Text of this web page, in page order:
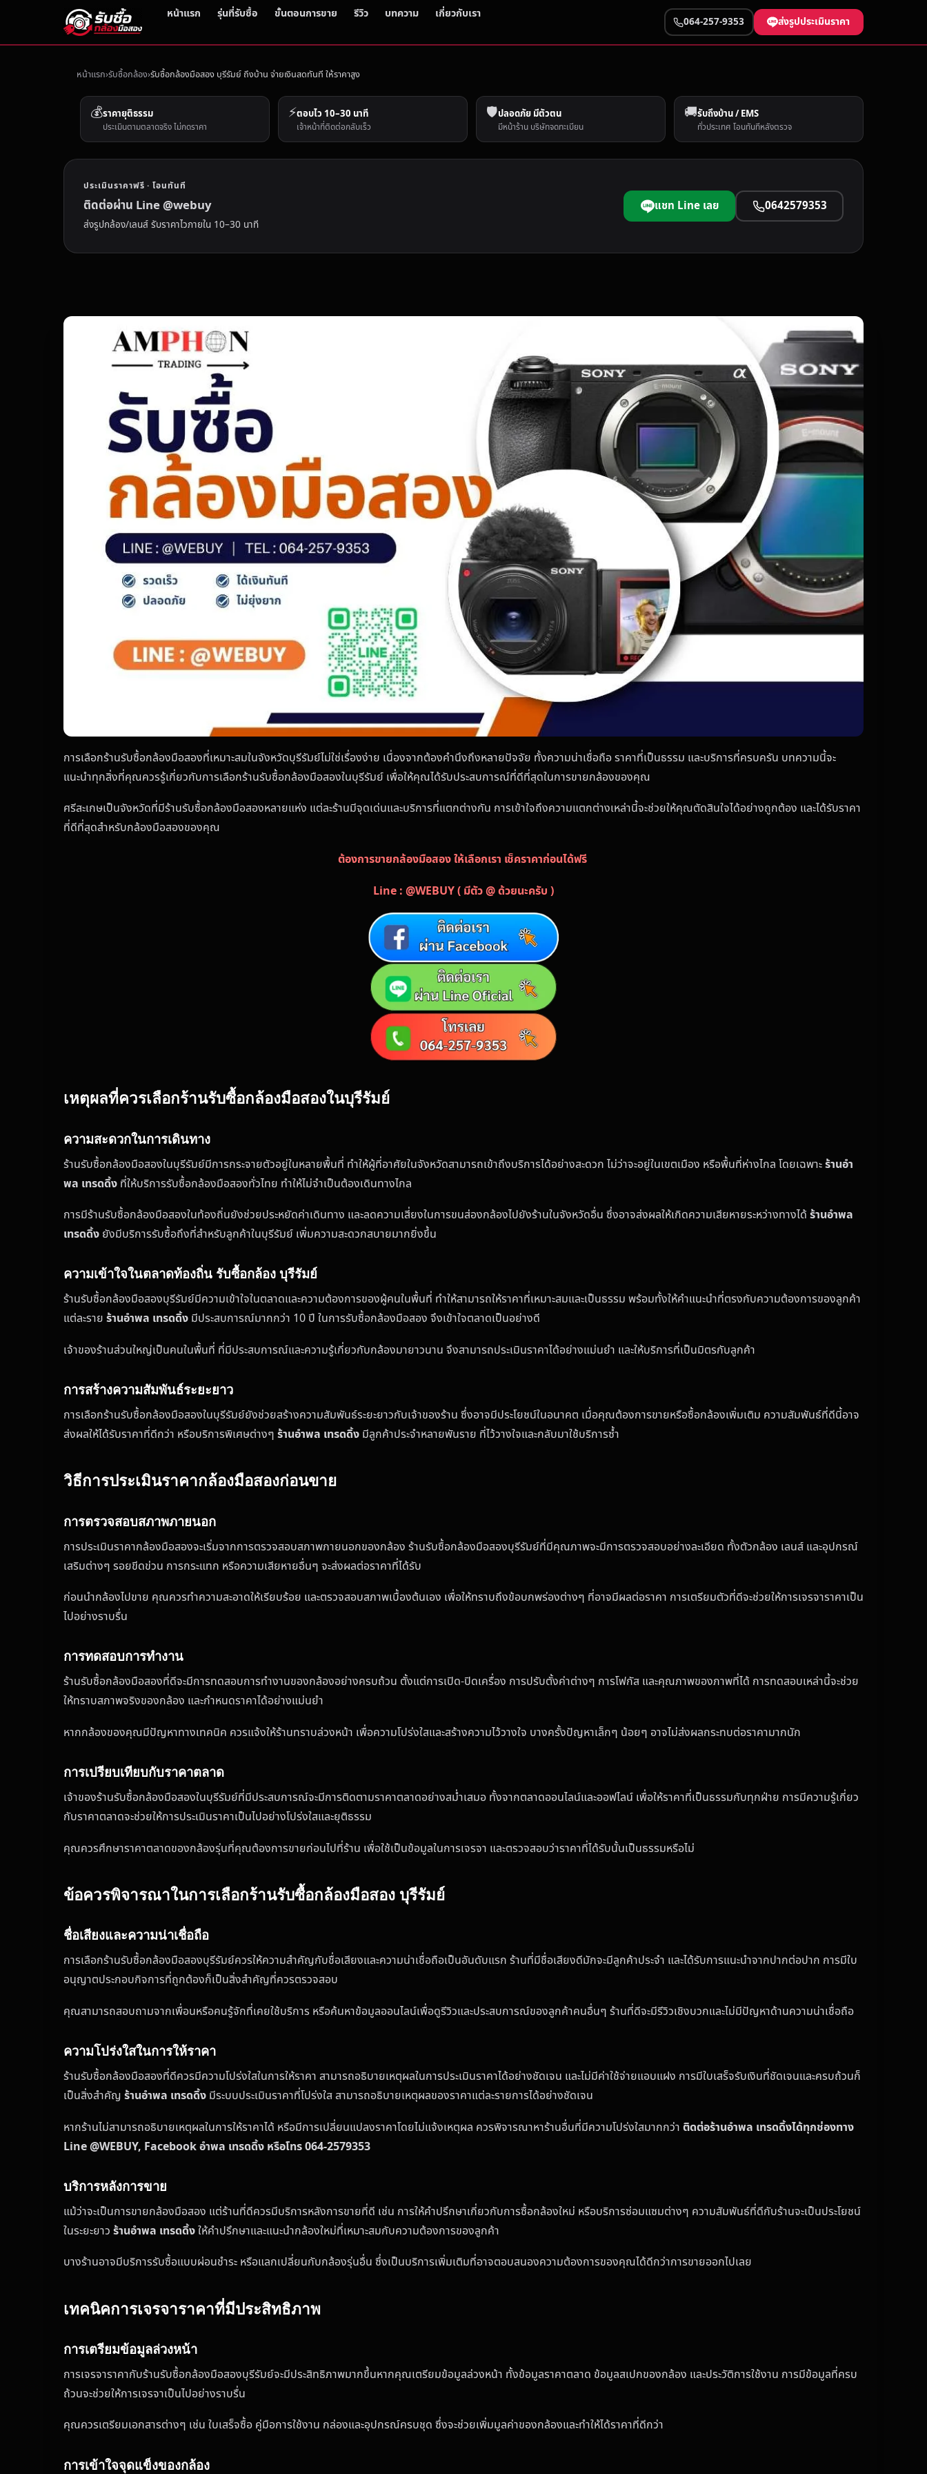
หน้าแรก รุ่นที่รับซื้อ ขั้นตอนการขาย รีวิว บทความ เกี่ยวกับเรา
064-257-9353 ส่งรูปประเมินราคา
หน้าแรก รับซื้อกล้อง รับซื้อกล้องมือสอง บุรีรัมย์ ถึงบ้าน จ่ายเงินสดทันที ให้ราคาสูง
💰ราคายุติธรรม
ประเมินตามตลาดจริง ไม่กดราคา
⚡ตอบไว 10–30 นาที
เจ้าหน้าที่ติดต่อกลับเร็ว
🛡️ปลอดภัย มีตัวตน
มีหน้าร้าน บริษัทจดทะเบียน
🚚รับถึงบ้าน / EMS
ทั่วประเทศ โอนทันทีหลังตรวจ
ประเมินราคาฟรี · โอนทันที
ติดต่อผ่าน Line @webuy
ส่งรูปกล้อง/เลนส์ รับราคาไวภายใน 10–30 นาที
แชท Line เลย 0642579353
การเลือกร้านรับซื้อกล้องมือสองที่เหมาะสมในจังหวัดบุรีรัมย์ไม่ใช่เรื่องง่าย เนื่องจากต้องคำนึงถึงหลายปัจจัย ทั้งความน่าเชื่อถือ ราคาที่เป็นธรรม และบริการที่ครบครัน บทความนี้จะ
แนะนำทุกสิ่งที่คุณควรรู้เกี่ยวกับการเลือกร้านรับซื้อกล้องมือสองในบุรีรัมย์ เพื่อให้คุณได้รับประสบการณ์ที่ดีที่สุดในการขายกล้องของคุณ
ศรีสะเกษเป็นจังหวัดที่มีร้านรับซื้อกล้องมือสองหลายแห่ง แต่ละร้านมีจุดเด่นและบริการที่แตกต่างกัน การเข้าใจถึงความแตกต่างเหล่านี้จะช่วยให้คุณตัดสินใจได้อย่างถูกต้อง และได้รับราคา
ที่ดีที่สุดสำหรับกล้องมือสองของคุณ
ต้องการขายกล้องมือสอง ให้เลือกเรา เช็คราคาก่อนได้ฟรี
Line : @WEBUY ( มีตัว @ ด้วยนะครับ )
เหตุผลที่ควรเลือกร้านรับซื้อกล้องมือสองในบุรีรัมย์
ความสะดวกในการเดินทาง
ร้านรับซื้อกล้องมือสองในบุรีรัมย์มีการกระจายตัวอยู่ในหลายพื้นที่ ทำให้ผู้ที่อาศัยในจังหวัดสามารถเข้าถึงบริการได้อย่างสะดวก ไม่ว่าจะอยู่ในเขตเมือง หรือพื้นที่ห่างไกล โดยเฉพาะร้านอำ
พล เทรดดิ้ง ที่ให้บริการรับซื้อกล้องมือสองทั่วไทย ทำให้ไม่จำเป็นต้องเดินทางไกล
การมีร้านรับซื้อกล้องมือสองในท้องถิ่นยังช่วยประหยัดค่าเดินทาง และลดความเสี่ยงในการขนส่องกล้องไปยังร้านในจังหวัดอื่น ซึ่งอาจส่งผลให้เกิดความเสียหายระหว่างทางได้ ร้านอำพล
เทรดดิ้ง ยังมีบริการรับซื้อถึงที่สำหรับลูกค้าในบุรีรัมย์ เพิ่มความสะดวกสบายมากยิ่งขึ้น
ความเข้าใจในตลาดท้องถิ่น รับซื้อกล้อง บุรีรัมย์
ร้านรับซื้อกล้องมือสองบุรีรัมย์มีความเข้าใจในตลาดและความต้องการของผู้คนในพื้นที่ ทำให้สามารถให้ราคาที่เหมาะสมและเป็นธรรม พร้อมทั้งให้คำแนะนำที่ตรงกับความต้องการของลูกค้า
แต่ละราย ร้านอำพล เทรดดิ้ง มีประสบการณ์มากกว่า 10 ปี ในการรับซื้อกล้องมือสอง จึงเข้าใจตลาดเป็นอย่างดี
เจ้าของร้านส่วนใหญ่เป็นคนในพื้นที่ ที่มีประสบการณ์และความรู้เกี่ยวกับกล้องมายาวนาน จึงสามารถประเมินราคาได้อย่างแม่นยำ และให้บริการที่เป็นมิตรกับลูกค้า
การสร้างความสัมพันธ์ระยะยาว
การเลือกร้านรับซื้อกล้องมือสองในบุรีรัมย์ยังช่วยสร้างความสัมพันธ์ระยะยาวกับเจ้าของร้าน ซึ่งอาจมีประโยชน์ในอนาคต เมื่อคุณต้องการขายหรือซื้อกล้องเพิ่มเติม ความสัมพันธ์ที่ดีนี้อาจ
ส่งผลให้ได้รับราคาที่ดีกว่า หรือบริการพิเศษต่างๆ ร้านอำพล เทรดดิ้ง มีลูกค้าประจำหลายพันราย ที่ไว้วางใจและกลับมาใช้บริการซ้ำ
วิธีการประเมินราคากล้องมือสองก่อนขาย
การตรวจสอบสภาพภายนอก
การประเมินราคากล้องมือสองจะเริ่มจากการตรวจสอบสภาพภายนอกของกล้อง ร้านรับซื้อกล้องมือสองบุรีรัมย์ที่มีคุณภาพจะมีการตรวจสอบอย่างละเอียด ทั้งตัวกล้อง เลนส์ และอุปกรณ์
เสริมต่างๆ รอยขีดข่วน การกระแทก หรือความเสียหายอื่นๆ จะส่งผลต่อราคาที่ได้รับ
ก่อนนำกล้องไปขาย คุณควรทำความสะอาดให้เรียบร้อย และตรวจสอบสภาพเบื้องต้นเอง เพื่อให้ทราบถึงข้อบกพร่องต่างๆ ที่อาจมีผลต่อราคา การเตรียมตัวที่ดีจะช่วยให้การเจรจาราคาเป็น
ไปอย่างราบรื่น
การทดสอบการทำงาน
ร้านรับซื้อกล้องมือสองที่ดีจะมีการทดสอบการทำงานของกล้องอย่างครบถ้วน ตั้งแต่การเปิด-ปิดเครื่อง การปรับตั้งค่าต่างๆ การโฟกัส และคุณภาพของภาพที่ได้ การทดสอบเหล่านี้จะช่วย
ให้ทราบสภาพจริงของกล้อง และกำหนดราคาได้อย่างแม่นยำ
หากกล้องของคุณมีปัญหาทางเทคนิค ควรแจ้งให้ร้านทราบล่วงหน้า เพื่อความโปร่งใสและสร้างความไว้วางใจ บางครั้งปัญหาเล็กๆ น้อยๆ อาจไม่ส่งผลกระทบต่อราคามากนัก
การเปรียบเทียบกับราคาตลาด
เจ้าของร้านรับซื้อกล้องมือสองในบุรีรัมย์ที่มีประสบการณ์จะมีการติดตามราคาตลาดอย่างสม่ำเสมอ ทั้งจากตลาดออนไลน์และออฟไลน์ เพื่อให้ราคาที่เป็นธรรมกับทุกฝ่าย การมีความรู้เกี่ยว
กับราคาตลาดจะช่วยให้การประเมินราคาเป็นไปอย่างโปร่งใสและยุติธรรม
คุณควรศึกษาราคาตลาดของกล้องรุ่นที่คุณต้องการขายก่อนไปที่ร้าน เพื่อใช้เป็นข้อมูลในการเจรจา และตรวจสอบว่าราคาที่ได้รับนั้นเป็นธรรมหรือไม่
ข้อควรพิจารณาในการเลือกร้านรับซื้อกล้องมือสอง บุรีรัมย์
ชื่อเสียงและความน่าเชื่อถือ
การเลือกร้านรับซื้อกล้องมือสองบุรีรัมย์ควรให้ความสำคัญกับชื่อเสียงและความน่าเชื่อถือเป็นอันดับแรก ร้านที่มีชื่อเสียงดีมักจะมีลูกค้าประจำ และได้รับการแนะนำจากปากต่อปาก การมีใบ
อนุญาตประกอบกิจการที่ถูกต้องก็เป็นสิ่งสำคัญที่ควรตรวจสอบ
คุณสามารถสอบถามจากเพื่อนหรือคนรู้จักที่เคยใช้บริการ หรือค้นหาข้อมูลออนไลน์เพื่อดูรีวิวและประสบการณ์ของลูกค้าคนอื่นๆ ร้านที่ดีจะมีรีวิวเชิงบวกและไม่มีปัญหาด้านความน่าเชื่อถือ
ความโปร่งใสในการให้ราคา
ร้านรับซื้อกล้องมือสองที่ดีควรมีความโปร่งใสในการให้ราคา สามารถอธิบายเหตุผลในการประเมินราคาได้อย่างชัดเจน และไม่มีค่าใช้จ่ายแอบแฝง การมีใบเสร็จรับเงินที่ชัดเจนและครบถ้วนก็
เป็นสิ่งสำคัญ ร้านอำพล เทรดดิ้ง มีระบบประเมินราคาที่โปร่งใส สามารถอธิบายเหตุผลของราคาแต่ละรายการได้อย่างชัดเจน
หากร้านไม่สามารถอธิบายเหตุผลในการให้ราคาได้ หรือมีการเปลี่ยนแปลงราคาโดยไม่แจ้งเหตุผล ควรพิจารณาหาร้านอื่นที่มีความโปร่งใสมากกว่า ติดต่อร้านอำพล เทรดดิ้งได้ทุกช่องทาง
Line @WEBUY, Facebook อำพล เทรดดิ้ง หรือโทร 064-2579353
บริการหลังการขาย
แม้ว่าจะเป็นการขายกล้องมือสอง แต่ร้านที่ดีควรมีบริการหลังการขายที่ดี เช่น การให้คำปรึกษาเกี่ยวกับการซื้อกล้องใหม่ หรือบริการซ่อมแซมต่างๆ ความสัมพันธ์ที่ดีกับร้านจะเป็นประโยชน์
ในระยะยาว ร้านอำพล เทรดดิ้งให้คำปรึกษาและแนะนำกล้องใหม่ที่เหมาะสมกับความต้องการของลูกค้า
บางร้านอาจมีบริการรับซื้อแบบผ่อนชำระ หรือแลกเปลี่ยนกับกล้องรุ่นอื่น ซึ่งเป็นบริการเพิ่มเติมที่อาจตอบสนองความต้องการของคุณได้ดีกว่าการขายออกไปเลย
เทคนิคการเจรจาราคาที่มีประสิทธิภาพ
การเตรียมข้อมูลล่วงหน้า
การเจรจาราคากับร้านรับซื้อกล้องมือสองบุรีรัมย์จะมีประสิทธิภาพมากขึ้นหากคุณเตรียมข้อมูลล่วงหน้า ทั้งข้อมูลราคาตลาด ข้อมูลสเปกของกล้อง และประวัติการใช้งาน การมีข้อมูลที่ครบ
ถ้วนจะช่วยให้การเจรจาเป็นไปอย่างราบรื่น
คุณควรเตรียมเอกสารต่างๆ เช่น ใบเสร็จซื้อ คู่มือการใช้งาน กล่องและอุปกรณ์ครบชุด ซึ่งจะช่วยเพิ่มมูลค่าของกล้องและทำให้ได้ราคาที่ดีกว่า
การเข้าใจจุดแข็งของกล้อง